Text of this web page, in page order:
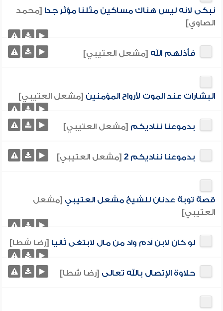
نبكى لانه ليس هناك مساكين مثلنا مؤثر جدا [محمد
الصاوي]
فأذلهم الله [مشعل العتيبي]
البشارات عند الموت لأرواح المؤمنين [مشعل العتيبي]
بدموعنا نناديكم [مشعل العتيبي]
بدموعنا نناديكم 2 [مشعل العتيبي]
قصة توبة عدنان للشيخ مشعل العتيبي [مشعل
العتيبي]
لو كان لابن آدم واد من مال لابتغى ثانيا [رضا شطا]
حلاوة الإتصال بالله تعالى [رضا شطا]